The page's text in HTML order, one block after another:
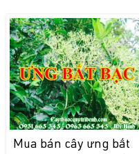
Mua bán cây ưng bất